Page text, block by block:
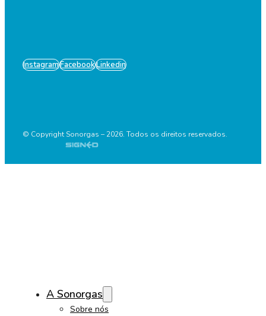
InstagramFacebookLinkedin
© Copyright Sonorgas – 2026. Todos os direitos reservados.
A Sonorgas
Sobre nós